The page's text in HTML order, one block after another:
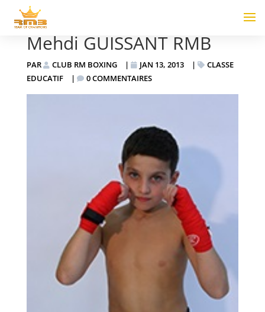
Mehdi GUISSANT RMB
PAR CLUB RM BOXING | JAN 13, 2013 |
CLASSE
EDUCATIF
| 0 COMMENTAIRES